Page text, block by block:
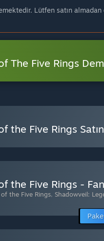
Lütfen satın
The Five Rings
the Five Rings Satın
the Five Rings -
the Five Rings, Shadowveil: